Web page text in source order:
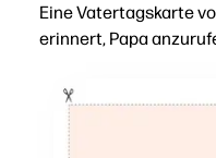
Eine Vatertagskarte
erinnert, Papa